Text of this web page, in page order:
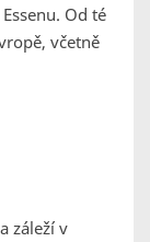
Od té
včetně
záleží v